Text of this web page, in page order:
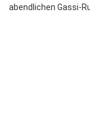
abendlichen Gassi-